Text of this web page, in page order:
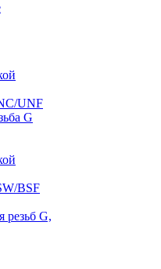
UNF
G
BSF
G,